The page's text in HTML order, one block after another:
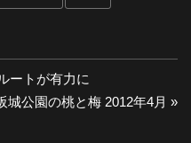
ートが有力に
城公園の桃と梅 2012年4月